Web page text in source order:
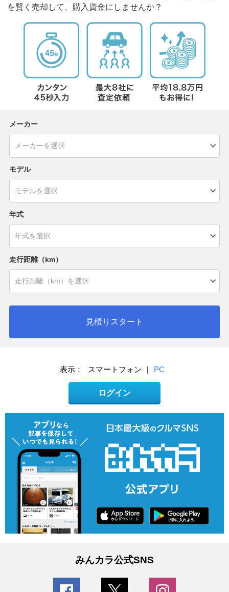
を賢く売却して、購入資金にしませんか？
メーカー
モデル
年式
走行距離（km）
見積りスタート
表示： スマートフォン | PC
ログイン
みんカラ公式SNS